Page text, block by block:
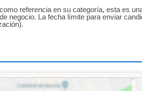
referencia en su categoría, esta es
negocio. La fecha límite para enviar